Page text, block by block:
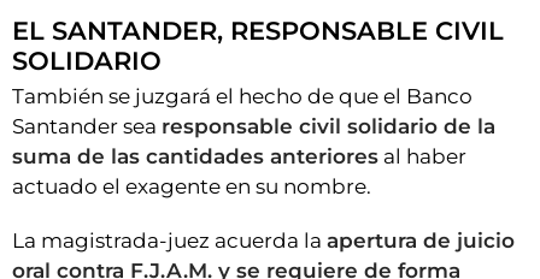
EL SANTANDER, RESPONSABLE CIVIL
SOLIDARIO
También se juzgará el hecho de que el Banco
Santander sea responsable civil solidario de la
suma de las cantidades anteriores al haber
actuado el exagente en su nombre.
La magistrada-juez acuerda la apertura de juicio
oral contra F.J.A.M. y se requiere de forma